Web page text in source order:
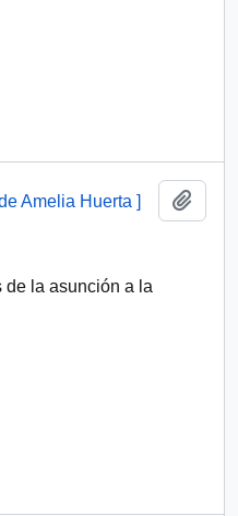
Amelia Huerta ]
de la asunción a la